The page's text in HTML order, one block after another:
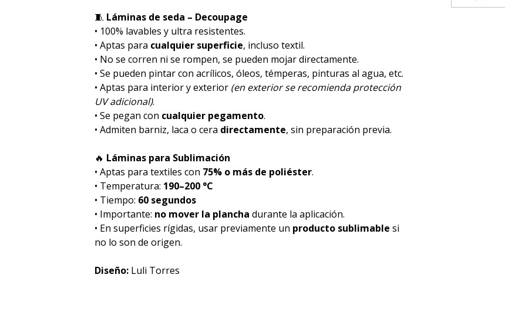
🧵 Láminas de seda – Decoupage
• 100% lavables y ultra resistentes.
• Aptas para cualquier superficie, incluso textil.
• No se corren ni se rompen, se pueden mojar directamente.
• Se pueden pintar con acrílicos, óleos, témperas, pinturas al agua, etc.
• Aptas para interior y exterior (en exterior se recomienda protección
UV adicional).
• Se pegan con cualquier pegamento.
• Admiten barniz, laca o cera directamente, sin preparación previa.
🔥 Láminas para Sublimación
• Aptas para textiles con 75% o más de poliéster.
• Temperatura: 190–200 °C
• Tiempo: 60 segundos
• Importante: no mover la plancha durante la aplicación.
• En superficies rígidas, usar previamente un producto sublimable si
no lo son de origen.
Diseño: Luli Torres